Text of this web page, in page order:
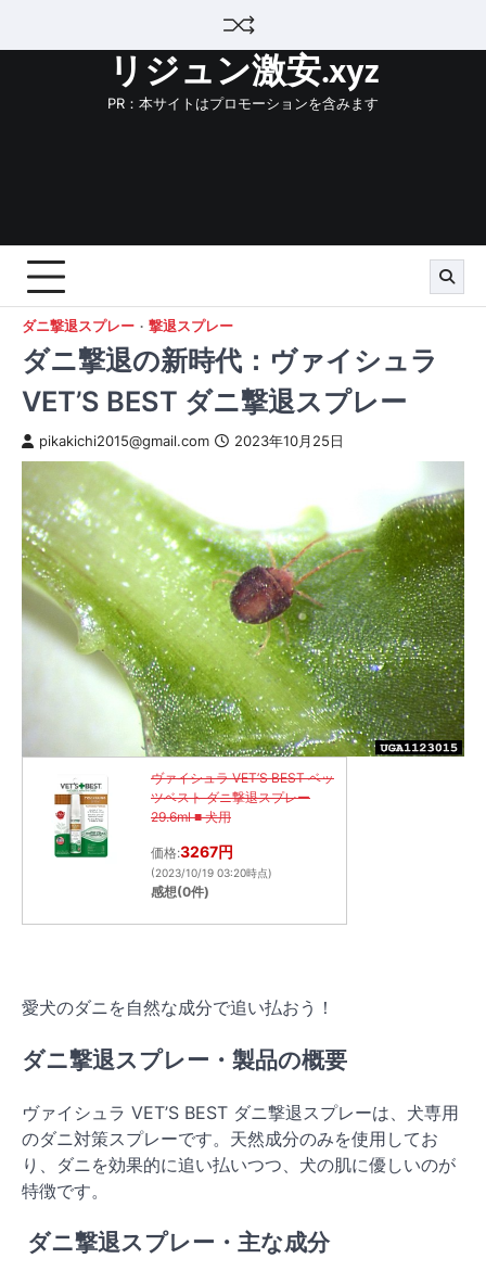
リジュン激安.xyz
PR：本サイトはプロモーションを含みます
ダニ撃退スプレー 撃退スプレー
ダニ撃退の新時代：ヴァイシュラ
VET’S BEST ダニ撃退スプレー
pikakichi2015@gmail.com 2023年10月25日
ヴァイシュラ VET’S BEST ベッ
ツベスト ダニ撃退スプレー
29.6ml ■ 犬用
価格:3267円
(2023/10/19 03:20時点)
感想(0件)
愛犬のダニを自然な成分で追い払おう！
ダニ撃退スプレー・製品の概要
ヴァイシュラ VET’S BEST ダニ撃退スプレーは、犬専用
のダニ対策スプレーです。天然成分のみを使用してお
り、ダニを効果的に追い払いつつ、犬の肌に優しいのが
特徴です。
ダニ撃退スプレー・主な成分